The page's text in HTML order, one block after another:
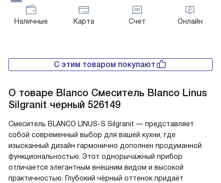
Наличные Карта Счет Онлайн
С этим товаром покупают
О товаре Blanco Смеситель Blanco Linus
Silgranit черный 526149
Смеситель BLANCO LINUS-S Silgranit — представляет
собой современный выбор для вашей кухни, где
изысканный дизайн гармонично дополнен продуманной
функциональностью. Этот однорычажный прибор
отличается элегантным внешним видом и высокой
практичностью. Глубокий чёрный оттенок придаёт